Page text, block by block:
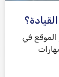
الموقع في